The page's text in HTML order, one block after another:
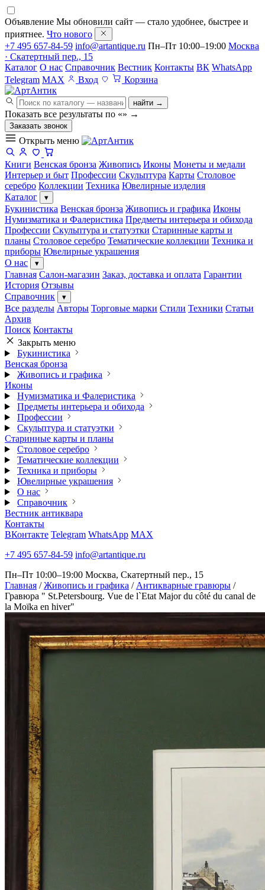
Объявление Мы обновили сайт — стало удобнее, быстрее и
приятнее. Что нового
+7 495 657-84-59 info@artantique.ru Пн–Пт 10:00–19:00 Москва
· Скатертный пер., 15
Каталог О нас Справочник Вестник Контакты ВК WhatsApp
Telegram MAX Вход Корзина
найти →
Показать все результаты по «» →
Заказать звонок
Открыть меню
Книги Венская бронза Живопись Иконы Монеты и медали
Интерьер и быт Профессии Скульптура Карты Столовое
серебро Коллекции Техника Ювелирные изделия
Каталог
▾
Букинистика Венская бронза Живопись и графика Иконы
Нумизматика и Фалеристика Предметы интерьера и обихода
Профессии Скульптура и статуэтки Старинные карты и
планы Столовое серебро Тематические коллекции Техника и
приборы Ювелирные украшения
О нас
▾
Главная Салон-магазин Заказ, доставка и оплата Гарантии
История Отзывы
Справочник
▾
Все разделы Авторы Торговые марки Стили Техники Статьи
Архив
Поиск Контакты
Закрыть меню
Букинистика
Венская бронза
Живопись и графика
Иконы
Нумизматика и Фалеристика
Предметы интерьера и обихода
Профессии
Скульптура и статуэтки
Старинные карты и планы
Столовое серебро
Тематические коллекции
Техника и приборы
Ювелирные украшения
О нас
Справочник
Вестник антиквара
Контакты
ВКонтакте Telegram WhatsApp MAX
+7 495 657-84-59 info@artantique.ru
Пн–Пт 10:00–19:00 Москва, Скатертный пер., 15
Главная / Живопись и графика / Антикварные гравюры /
Гравюра " St.Petersbourg. Vue de l`Etat Major du côté du canal de
la Moïka en hiver"